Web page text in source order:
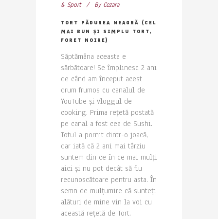
& Sport
By Cezara
TORT PĂDUREA NEAGRĂ (CEL
MAI BUN ȘI SIMPLU TORT,
FORET NOIRE)
Săptămâna aceasta e
sărbătoare! Se împlinesc 2 ani
de când am început acest
drum frumos cu canalul de
YouTube și vloggul de
cooking. Prima rețetă postată
pe canal a fost cea de Sushi.
Totul a pornit dintr-o joacă,
dar iată că 2 ani mai târziu
suntem din ce în ce mai mulți
aici și nu pot decât să fiu
recunoscătoare pentru asta. În
semn de mulțumire că sunteți
alături de mine vin la voi cu
această rețetă de Tort.